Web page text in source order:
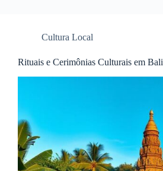
Cultura Local
Rituais e Cerimônias Culturais em Bali